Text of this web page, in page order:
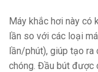
Máy khắc hơi này có
lần so với các loại
lần/phút), giúp tạo ra
chóng. Đầu bút được